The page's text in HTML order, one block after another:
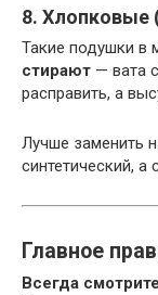
8. Хлопковые
Такие подушки в
стирают — вата
расправить, а
Лучше заменить
синтетический, а
Главное
Всегда